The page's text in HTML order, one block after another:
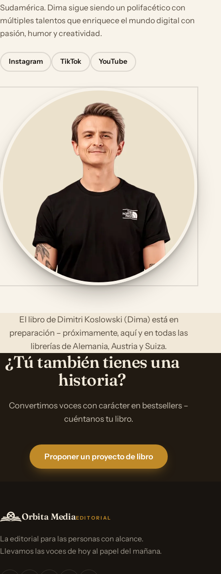
Sudamérica. Dima sigue siendo un polifacético con
múltiples talentos que enriquece el mundo digital con
pasión, humor y creatividad.
Instagram TikTok YouTube
El libro de Dimitri Koslowski (Dima) está en
preparación – próximamente, aquí y en todas las
librerías de Alemania, Austria y Suiza.
¿Tú también tienes una
historia?
Convertimos voces con carácter en bestsellers –
cuéntanos tu libro.
Proponer un proyecto de libro
Orbita MediaEDITORIAL
La editorial para las personas con alcance.
Llevamos las voces de hoy al papel del mañana.